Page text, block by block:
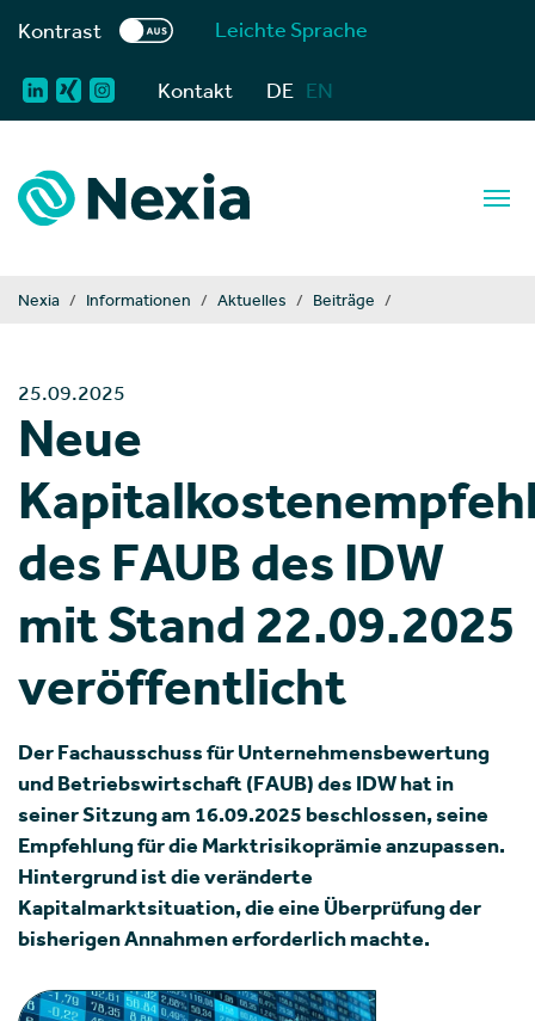
Kontrast Leichte Sprache
Kontakt DE EN
You are here:
Nexia Informationen Aktuelles Beiträge
25.09.2025
Neue
des FAUB des IDW
mit Stand 22.09.2025
veröffentlicht
Der Fachausschuss für Unternehmensbewertung
und Betriebswirtschaft (FAUB) des IDW hat in
seiner Sitzung am 16.09.2025 beschlossen, seine
Empfehlung für die Marktrisikoprämie anzupassen.
Hintergrund ist die veränderte
Kapitalmarktsituation, die eine Überprüfung der
bisherigen Annahmen erforderlich machte.